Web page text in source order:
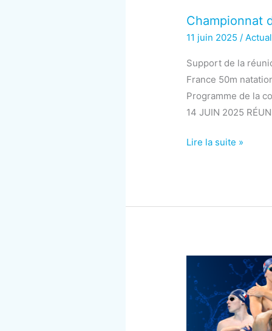
Championnat
11 juin 2025 /
Support de la
France 50m
Programme de la
14 JUIN 2025
Championnat
::
Lire la suite »